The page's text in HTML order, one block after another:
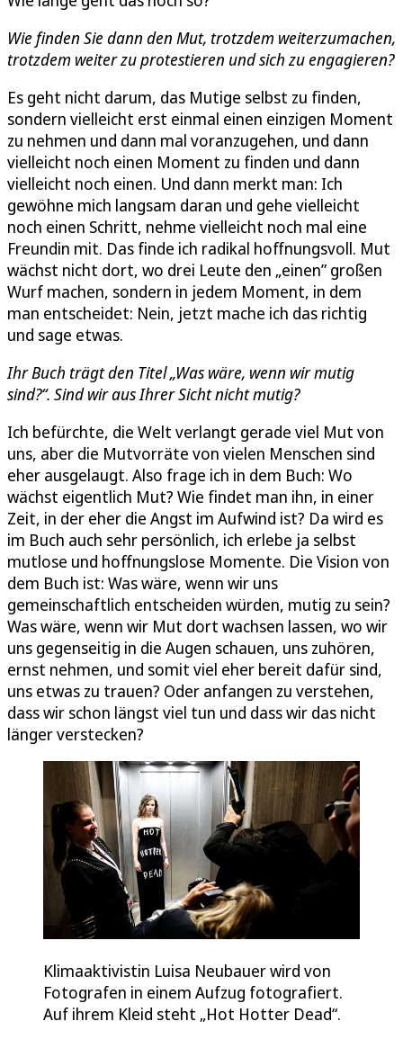
Wie finden Sie dann den Mut, trotzdem weiterzumachen,
trotzdem weiter zu protestieren und sich zu engagieren?
Es geht nicht darum, das Mutige selbst zu finden,
sondern vielleicht erst einmal einen einzigen Moment
zu nehmen und dann mal voranzugehen, und dann
vielleicht noch einen Moment zu finden und dann
vielleicht noch einen. Und dann merkt man: Ich
gewöhne mich langsam daran und gehe vielleicht
noch einen Schritt, nehme vielleicht noch mal eine
Freundin mit. Das finde ich radikal hoffnungsvoll. Mut
wächst nicht dort, wo drei Leute den „einen” großen
Wurf machen, sondern in jedem Moment, in dem
man entscheidet: Nein, jetzt mache ich das richtig
und sage etwas.
Ihr Buch trägt den Titel „Was wäre, wenn wir mutig
sind?“. Sind wir aus Ihrer Sicht nicht mutig?
Ich befürchte, die Welt verlangt gerade viel Mut von
uns, aber die Mutvorräte von vielen Menschen sind
eher ausgelaugt. Also frage ich in dem Buch: Wo
wächst eigentlich Mut? Wie findet man ihn, in einer
Zeit, in der eher die Angst im Aufwind ist? Da wird es
im Buch auch sehr persönlich, ich erlebe ja selbst
mutlose und hoffnungslose Momente. Die Vision von
dem Buch ist: Was wäre, wenn wir uns
gemeinschaftlich entscheiden würden, mutig zu sein?
Was wäre, wenn wir Mut dort wachsen lassen, wo wir
uns gegenseitig in die Augen schauen, uns zuhören,
ernst nehmen, und somit viel eher bereit dafür sind,
uns etwas zu trauen? Oder anfangen zu verstehen,
dass wir schon längst viel tun und dass wir das nicht
länger verstecken?
Klimaaktivistin Luisa Neubauer wird von
Fotografen in einem Aufzug fotografiert.
Auf ihrem Kleid steht „Hot Hotter Dead“.